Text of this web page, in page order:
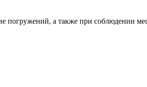
а также при соблюдении